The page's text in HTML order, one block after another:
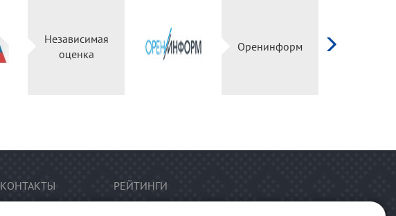
Независимая
оценка
Оренинформ
КОНТАКТЫ РЕЙТИНГИ